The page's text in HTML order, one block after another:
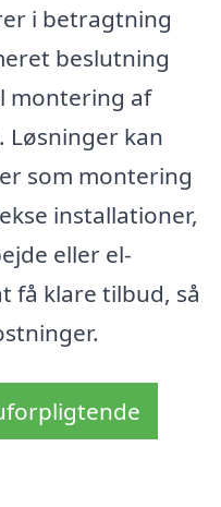
i betragtning
beslutning
montering af
Løsninger kan
som montering
installationer,
eller el-
få klare tilbud, så